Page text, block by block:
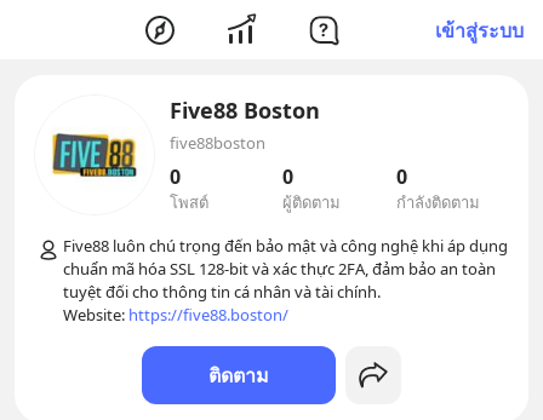
เข้าสู่ระบบ
Five88 Boston
five88boston
0
โพสต์
0
ผู้ติดตาม
0
กำลังติดตาม
Five88 luôn chú trọng đến bảo mật và công nghệ khi áp dụng
chuẩn mã hóa SSL 128-bit và xác thực 2FA, đảm bảo an toàn
tuyệt đối cho thông tin cá nhân và tài chính.
Website: https://five88.boston/
ติดตาม